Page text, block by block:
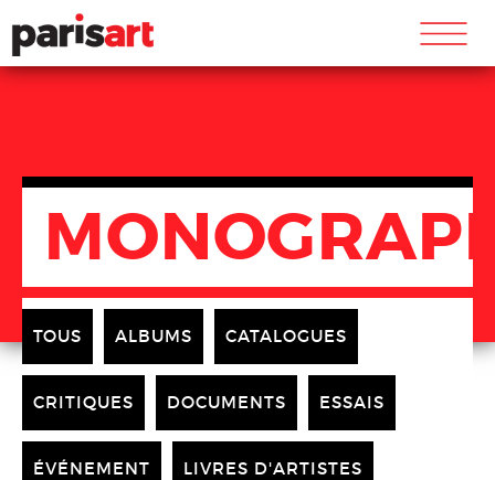
m
TOUS ALBUMS CATALOGUES
CRITIQUES DOCUMENTS ESSAIS
ÉVÉNEMENT LIVRES D'ARTISTES